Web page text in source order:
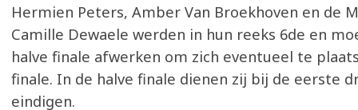
Hermien Peters, Amber Van Broekhoven en de
Camille Dewaele werden in hun reeks 6de en
halve finale afwerken om zich eventueel te
finale. In de halve finale dienen zij bij de eerste
eindigen.